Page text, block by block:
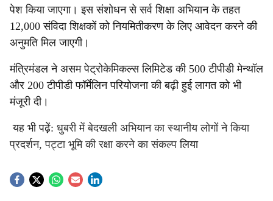
पेश किया जाएगा। इस संशोधन से सर्व शिक्षा अभियान के तहत
12,000 संविदा शिक्षकों को नियमितीकरण के लिए आवेदन करने की
अनुमति मिल जाएगी।
मंत्रिमंडल ने असम पेट्रोकेमिकल्स लिमिटेड की 500 टीपीडी मेन्थॉल
और 200 टीपीडी फॉर्मेलिन परियोजना की बढ़ी हुई लागत को भी
मंजूरी दी।
यह भी पढ़ें: धुबरी में बेदखली अभियान का स्थानीय लोगों ने किया
प्रदर्शन, पट्टा भूमि की रक्षा करने का संकल्प लिया